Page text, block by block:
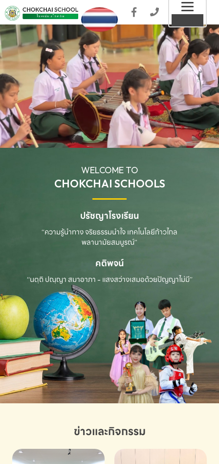
WELCOME TO
CHOKCHAI SCHOOLS
ปรัชญาโรงเรียน
“ความรู้นำทาง จริยธรรมนำใจ เทคโนโลยีก้าวไกล
พลานามัยสมบูรณ์”
คติพจน์
“นตฺถิ ปณฺญา สมาอาภา - แสงสว่างเสมอด้วยปัญญาไม่มี”
ข่าวและกิจกรรม